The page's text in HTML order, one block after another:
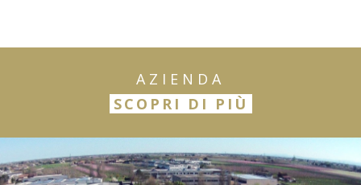
AZIENDA
SCOPRI DI PIÙ